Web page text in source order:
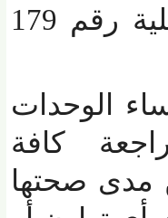
2021 والكتاب الدورى لوزارة التنمية المحلية رقم 179
الوحدات
كافة
صحتها